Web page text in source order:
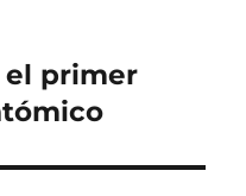
el primer